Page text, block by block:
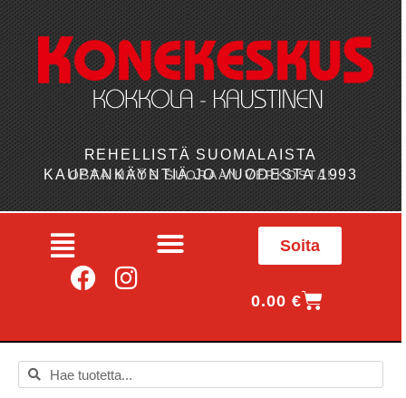
REHELLISTÄ SUOMALAISTA
KAUPANKÄYNTIÄ JO VUODESTA 1993
OSTA MYÖS SUORAAN VERKOSTA!
Soita
0.00€